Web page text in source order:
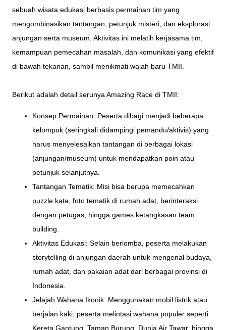
sebuah wisata edukasi berbasis permainan tim yang
mengombinasikan tantangan, petunjuk misteri, dan eksplorasi
anjungan serta museum. Aktivitas ini melatih kerjasama tim,
kemampuan pemecahan masalah, dan komunikasi yang efektif
di bawah tekanan, sambil menikmati wajah baru TMII.
Berikut adalah detail serunya Amazing Race di TMII:
Konsep Permainan: Peserta dibagi menjadi beberapa
kelompok (seringkali didampingi pemandu/aktivis) yang
harus menyelesaikan tantangan di berbagai lokasi
(anjungan/museum) untuk mendapatkan poin atau
petunjuk selanjutnya.
Tantangan Tematik: Misi bisa berupa memecahkan
puzzle kata, foto tematik di rumah adat, berinteraksi
dengan petugas, hingga games ketangkasan team
building.
Aktivitas Edukasi: Selain berlomba, peserta melakukan
storytelling di anjungan daerah untuk mengenal budaya,
rumah adat, dan pakaian adat dari berbagai provinsi di
Indonesia.
Jelajah Wahana Ikonik: Menggunakan mobil listrik atau
berjalan kaki, peserta melintasi wahana populer seperti
Kereta Gantung, Taman Burung, Dunia Air Tawar, hingga